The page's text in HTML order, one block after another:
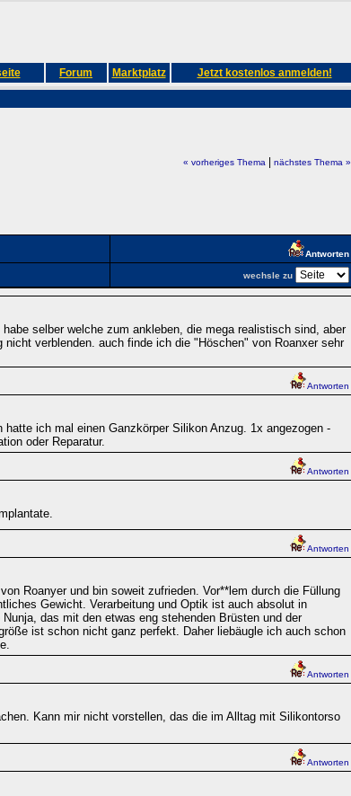
Forum Marktplatz Jetzt kostenlos anmelden!
« vorheriges Thema| nächstes Thema »
Antworten
wechsle zu
selber welche zum ankleben, die mega realistisch sind, aber
nicht verblenden. auch finde ich die "Höschen" von Roanxer sehr
Antworten
hatte ich mal einen Ganzkörper Silikon Anzug. 1x angezogen -
oder Reparatur.
Antworten
Antworten
Roanyer und bin soweit zufrieden. Vor**lem durch die Füllung
Gewicht. Verarbeitung und Optik ist auch absolut in
das mit den etwas eng stehenden Brüsten und der
ist schon nicht ganz perfekt. Daher liebäugle ich auch schon
Antworten
Kann mir nicht vorstellen, das die im Alltag mit Silikontorso
Antworten